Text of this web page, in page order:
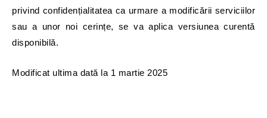
privind confidențialitatea ca urmare a modificării serviciilor
sau a unor noi cerințe, se va aplica versiunea curentă
disponibilă.
Modificat ultima dată la 1 martie 2025